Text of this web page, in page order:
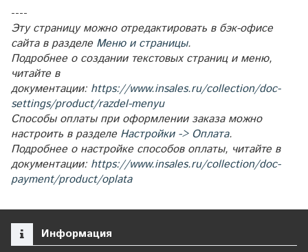
----
Эту страницу можно отредактировать в бэк-офисе
сайта в разделе Меню и страницы.
Подробнее о создании текстовых страниц и меню,
читайте в
документации: https://www.insales.ru/collection/doc-
settings/product/razdel-menyu
Способы оплаты при оформлении заказа можно
настроить в разделе Настройки -> Оплата.
Подробнее о настройке способов оплаты, читайте в
документации: https://www.insales.ru/collection/doc-
payment/product/oplata
Информация